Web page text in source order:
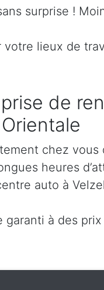
surprise !
lieux de
de
chez vous
heures
auto à
garanti à des